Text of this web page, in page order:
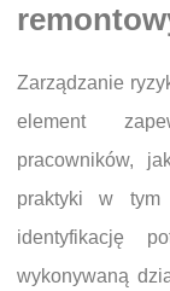
Zarządzanie
element
pracowników,
praktyki w tym
identyfikację
wykonywaną